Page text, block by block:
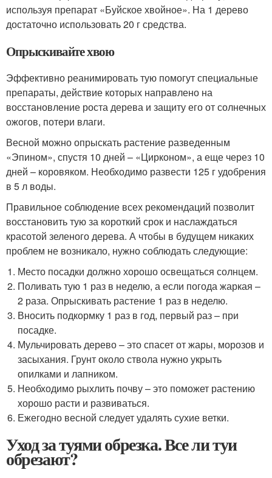
используя препарат «Буйское хвойное». На 1 дерево
достаточно использовать 20 г средства.
Опрыскивайте хвою
Эффективно реанимировать тую помогут специальные
препараты, действие которых направлено на
восстановление роста дерева и защиту его от солнечных
ожогов, потери влаги.
Весной можно опрыскать растение разведенным
«Эпином», спустя 10 дней – «Цирконом», а еще через 10
дней – коровяком. Необходимо развести 125 г удобрения
в 5 л воды.
Правильное соблюдение всех рекомендаций позволит
восстановить тую за короткий срок и наслаждаться
красотой зеленого дерева. А чтобы в будущем никаких
проблем не возникало, нужно соблюдать следующие:
Место посадки должно хорошо освещаться солнцем.
Поливать тую 1 раз в неделю, а если погода жаркая –
2 раза. Опрыскивать растение 1 раз в неделю.
Вносить подкормку 1 раз в год, первый раз – при
посадке.
Мульчировать дерево – это спасет от жары, морозов и
засыхания. Грунт около ствола нужно укрыть
опилками и лапником.
Необходимо рыхлить почву – это поможет растению
хорошо расти и развиваться.
Ежегодно весной следует удалять сухие ветки.
Уход за туями обрезка. Все ли туи
обрезают?